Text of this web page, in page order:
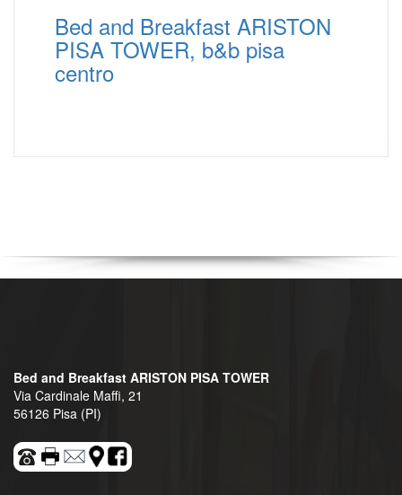
Bed and Breakfast ARISTON
PISA TOWER, b&b pisa
centro
Bed and Breakfast ARISTON PISA TOWER
Via Cardinale Maffi, 21
56126 Pisa (PI)